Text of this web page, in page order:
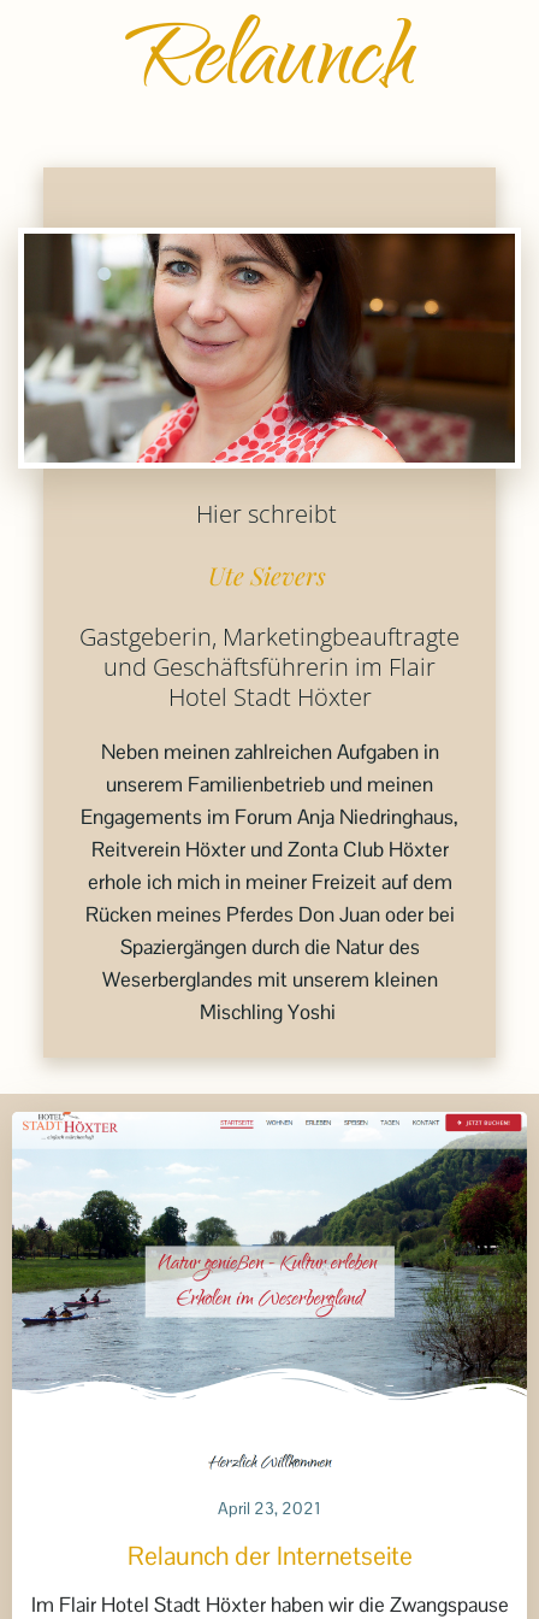
Relaunch
Hier schreibt
Ute Sievers
Gastgeberin, Marketingbeauftragte
und Geschäftsführerin im Flair
Hotel Stadt Höxter
Neben meinen zahlreichen Aufgaben in
unserem Familienbetrieb und meinen
Engagements im Forum Anja Niedringhaus,
Reitverein Höxter und Zonta Club Höxter
erhole ich mich in meiner Freizeit auf dem
Rücken meines Pferdes Don Juan oder bei
Spaziergängen durch die Natur des
Weserberglandes mit unserem kleinen
Mischling Yoshi
April 23, 2021
Relaunch der Internetseite
Im Flair Hotel Stadt Höxter haben wir die Zwangspause